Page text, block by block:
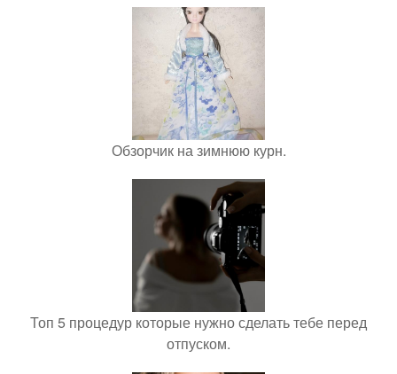
Обзорчик на зимнюю курн.
Топ 5 процедур которые нужно сделать тебе перед
отпуском.